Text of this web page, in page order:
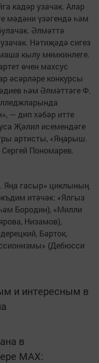
кадәр узачак. Алар
мәдәни үзәгендә һәм
Әлмәттә
Нәтиҗәдә сигез
кылу мөмкинлеге.
өчен махсус
әсәрләре конкурсы
һәм Әлмәттәге Ф.
— дип хәбәр итте
Җәлил исемендәге
артисты, «Яңарыш.
Пономарев.
Яңа гасыр» циклының
итәчәк: «Ялгыз
Бородин), «Милли
Низамов),
Барток,
(Дебюсси
и интересным в
в
MАХ: